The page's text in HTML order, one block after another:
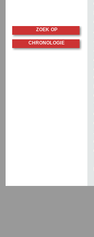
ZOEK OP
CHRONOLOGIE